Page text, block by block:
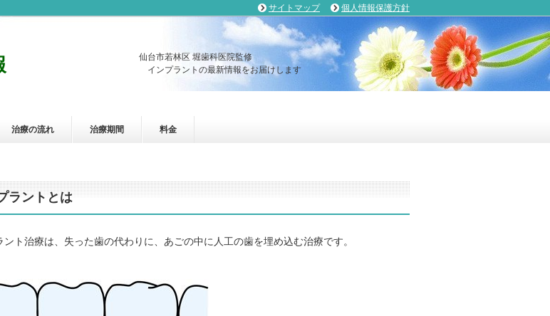
仙台市若林区 堀歯科医院監修
インプラントの最新情報をお届けします
治療の流れ 治療期間 料金
ラントとは
ント治療は、失った歯の代わりに、あごの中に人工の歯を埋め込む治療です。
サイトマップ 個人情報保護方針